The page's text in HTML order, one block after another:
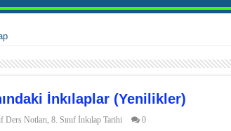
İnkılaplar (Yenilikler)
Ders Notları, 8. Sınıf İnkılap Tarihi 0